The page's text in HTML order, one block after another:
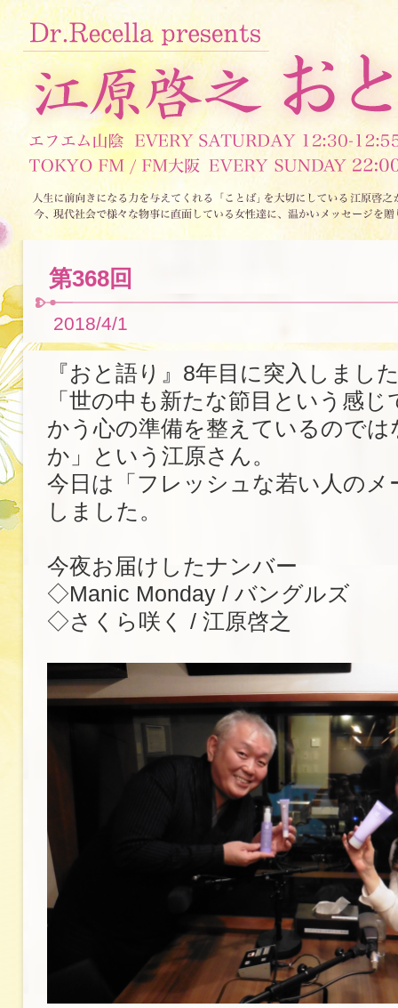
第368回
2018/4/1
『おと語り』8年目に突入しまし
「世の中も新たな節目という感じ
かう心の準備を整えているので
か」という江原さん。
今日は「フレッシュな若い人のメ
しました。
今夜お届けしたナンバー
◇Manic Monday / バングルズ
◇さくら咲く / 江原啓之